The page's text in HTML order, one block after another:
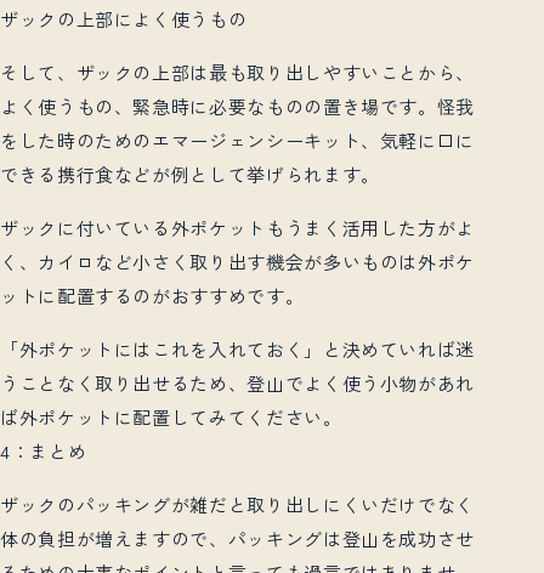
ザックの上部によく使うもの
そして、ザックの上部は最も取り出しやすいことから、
よく使うもの、緊急時に必要なものの置き場です。怪我
をした時のためのエマージェンシーキット、気軽に口に
できる携行食などが例として挙げられます。
ザックに付いている外ポケットもうまく活用した方がよ
く、カイロなど小さく取り出す機会が多いものは外ポケ
ットに配置するのがおすすめです。
「外ポケットにはこれを入れておく」と決めていれば迷
うことなく取り出せるため、登山でよく使う小物があれ
ば外ポケットに配置してみてください。
4 ：まとめ
ザックのパッキングが雑だと取り出しにくいだけでなく
体の負担が増えますので、パッキングは登山を成功させ